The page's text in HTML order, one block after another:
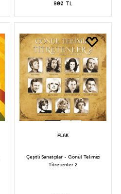
900 TL
Çeşitli Sanatçılar - Gönül Telimizi
Titretenler 2